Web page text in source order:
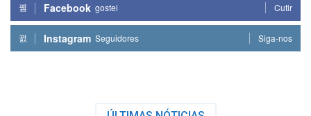
Facebook gostei Cutir
Instagram Seguidores Siga-nos